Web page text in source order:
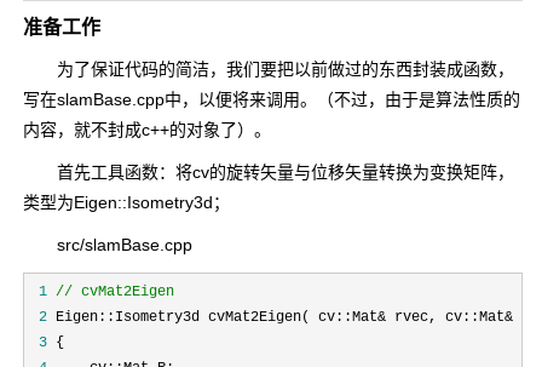
准备工作
为了保证代码的简洁，我们要把以前做过的东西封装成函数，
写在slamBase.cpp中，以便将来调用。（不过，由于是算法性质的
内容，就不封成c++的对象了）。
首先工具函数：将cv的旋转矢量与位移矢量转换为变换矩阵，
类型为Eigen::Isometry3d；
src/slamBase.cpp
1 // cvMat2Eigen
2 Eigen::Isometry3d cvMat2Eigen( cv::Mat& rvec, cv::Mat&
3